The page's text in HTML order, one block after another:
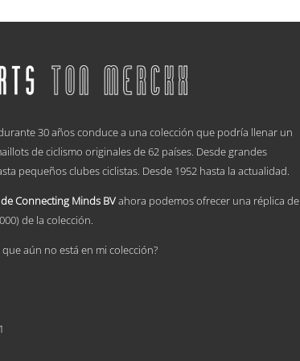
precios:
€ 59,95
variantes.
Las
pueden
elegir
en
la
de
producto
30 años conduce a una colección que podría llenar un
de ciclismo originales de 62 países. Desde grandes
pequeños clubes ciclistas. Desde 1952 hasta la actualidad.
Connecting Minds BVahora podemos ofrecer una réplica de
de la colección.
aún no está en mi colección?